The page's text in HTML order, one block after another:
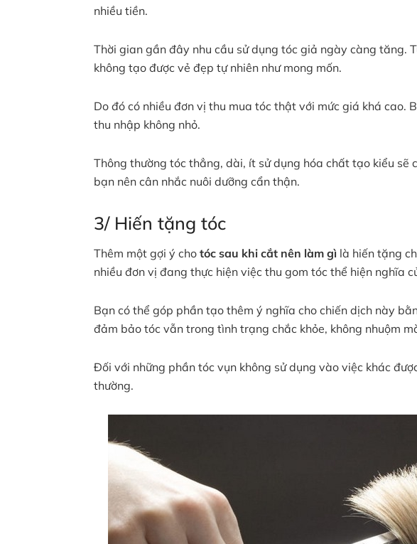
nhiều tiền.
Thời gian gần đây nhu cầu sử dụng tóc giả ngày càng tăng.
không tạo được vẻ đẹp tự nhiên như mong mốn.
Do đó có nhiều đơn vị thu mua tóc thật với mức giá khá cao.
thu nhập không nhỏ.
Thông thường tóc thẳng, dài, ít sử dụng hóa chất tạo kiểu sẽ
bạn nên cân nhắc nuôi dưỡng cẩn thận.
3/ Hiến tặng tóc
Thêm một gợi ý cho tóc sau khi cắt nên làm gì là hiến tặng
nhiều đơn vị đang thực hiện việc thu gom tóc thể hiện nghĩa
Bạn có thể góp phần tạo thêm ý nghĩa cho chiến dịch này
đảm bảo tóc vẫn trong tình trạng chắc khỏe, không nhuộm
Đối với những phần tóc vụn không sử dụng vào việc khác
thường.